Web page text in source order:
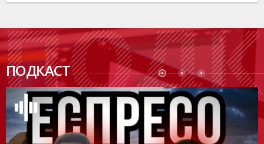
ПОДКАСТ
ПОДК